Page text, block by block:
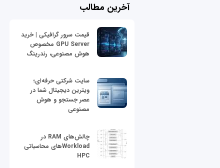
آخرین مطالب
قیمت سرور گرافیکی | خرید
GPU Server مخصوص
هوش مصنوعی، رندرینگ
سایت شرکتی حرفه‌ای؛
ویترین دیجیتال شما در
عصر جستجو و هوش
مصنوعی
چالش‌های RAM در
Workloadهای محاسباتی
HPC